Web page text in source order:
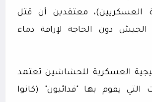
العسكريين)، معتقدين أن قتل
الجيش دون الحاجة لإراقة دماء
العسكرية للحشاشين تعتمد
التي يقوم بها "فدائيون" (كانوا